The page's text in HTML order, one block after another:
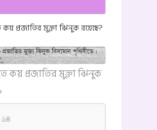
কয় প্রজাতির মুক্তা ঝিনুক রয়েছে?
কয় প্রজাতির মুক্তা ঝিনুক
১৪